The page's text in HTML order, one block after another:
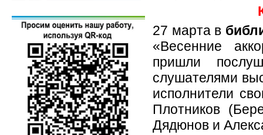
27 марта в
«Весенние
пришли
слушателями
исполнители
Плотников
Дядюнов и